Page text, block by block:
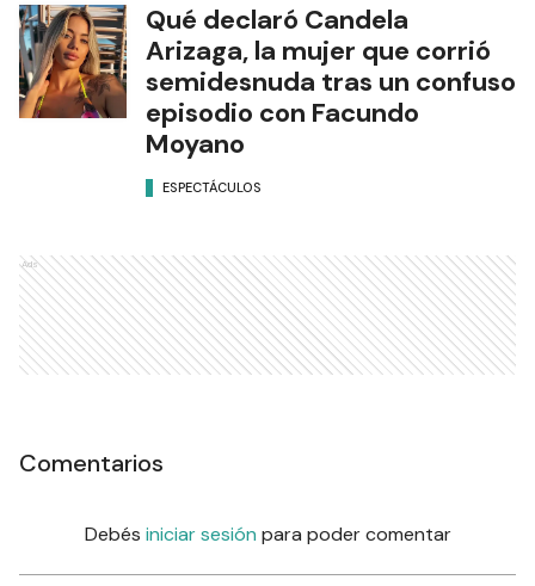
Qué declaró Candela
Arizaga, la mujer que corrió
semidesnuda tras un confuso
episodio con Facundo
Moyano
ESPECTÁCULOS
Ads
Comentarios
Debés iniciar sesión para poder comentar